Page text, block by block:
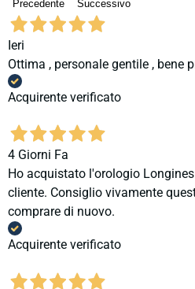
Precedente Successivo
Ieri
Ottima , personale gentile , bene
Acquirente verificato
4 Giorni Fa
Ho acquistato l'orologio
cliente. Consiglio vivamente
comprare di nuovo.
Acquirente verificato